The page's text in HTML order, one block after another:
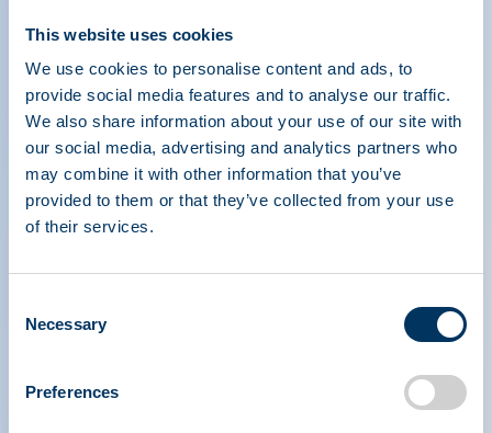
This website uses cookies
We use cookies to personalise content and ads, to
provide social media features and to analyse our traffic.
We also share information about your use of our site with
our social media, advertising and analytics partners who
may combine it with other information that you’ve
provided to them or that they’ve collected from your use
of their services.
Selection
Necessary
Preferences
PPTA
Contact
Resources
Médias et événements
Thérapies à base de plasma
Faire un don
FAQ sur le plasma
Liens Rapide
Outils de sensibilisation
IQPP